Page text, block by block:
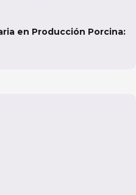
en Producción Porcina: